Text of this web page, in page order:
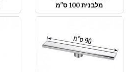
מלבנית 100 ס"מ